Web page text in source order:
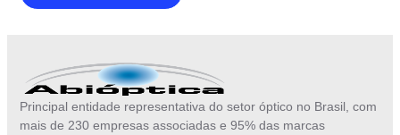
Principal entidade representativa do setor óptico no Brasil, com
mais de 230 empresas associadas e 95% das marcas